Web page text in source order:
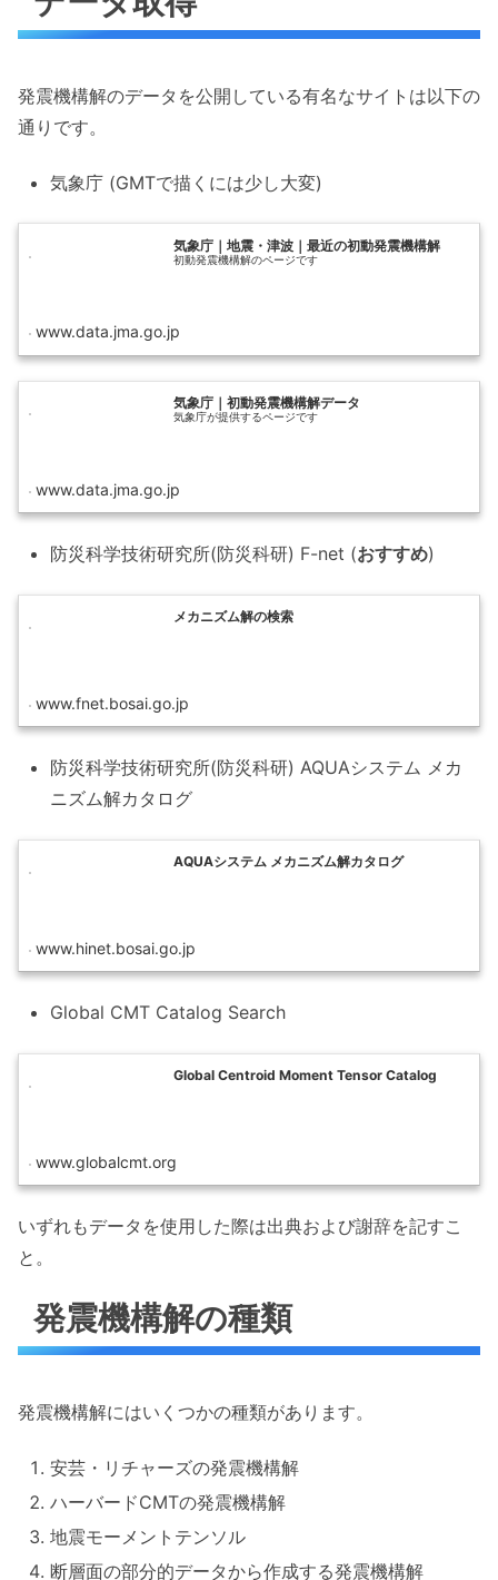
発震機構解のデータを公開している有名なサイトは以下の
通りです。
気象庁 (GMTで描くには少し大変)
気象庁｜地震・津波｜最近の初動発震機構解
初動発震機構解のページです
www.data.jma.go.jp
気象庁｜初動発震機構解データ
気象庁が提供するページです
www.data.jma.go.jp
防災科学技術研究所(防災科研) F-net (おすすめ)
メカニズム解の検索
www.fnet.bosai.go.jp
防災科学技術研究所(防災科研) AQUAシステム メカ
ニズム解カタログ
AQUAシステム メカニズム解カタログ
www.hinet.bosai.go.jp
Global CMT Catalog Search
Global Centroid Moment Tensor Catalog
www.globalcmt.org
いずれもデータを使用した際は出典および謝辞を記すこ
と。
発震機構解の種類
発震機構解にはいくつかの種類があります。
安芸・リチャーズの発震機構解
ハーバードCMTの発震機構解
地震モーメントテンソル
断層面の部分的データから作成する発震機構解